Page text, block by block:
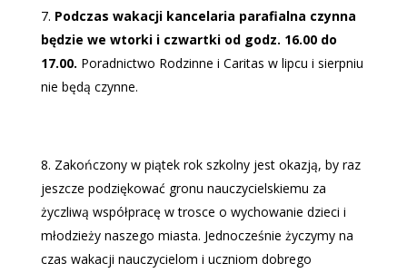
Podczas wakacji kancelaria parafialna czynna
będzie we wtorki i czwartki od godz. 16.00 do
17.00. Poradnictwo Rodzinne i Caritas w lipcu i sierpniu
nie będą czynne.
Zakończony w piątek rok szkolny jest okazją, by raz
jeszcze podziękować gronu nauczycielskiemu za
życzliwą współpracę w trosce o wychowanie dzieci i
młodzieży naszego miasta. Jednocześnie życzymy na
czas wakacji nauczycielom i uczniom dobrego